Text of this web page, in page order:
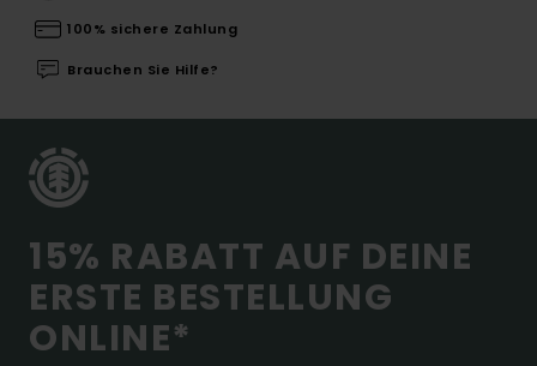
100% sichere Zahlung
Brauchen Sie Hilfe?
15% RABATT AUF DEINE
ERSTE BESTELLUNG
ONLINE*